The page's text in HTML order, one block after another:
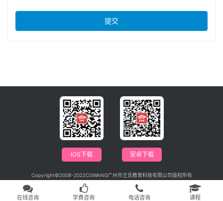
提交
IOS下载 安卓下载
Copyright©2008-2022CGWANG广州市王氏教育科技有限公司版权所有
电信与信息服务业务经营许可证：粤B2-20201042
广播电视节目制作经营许可证编号：（粤）字第04146号
粤ICP备09115880号
在线咨询 学费咨询 电话咨询 课程